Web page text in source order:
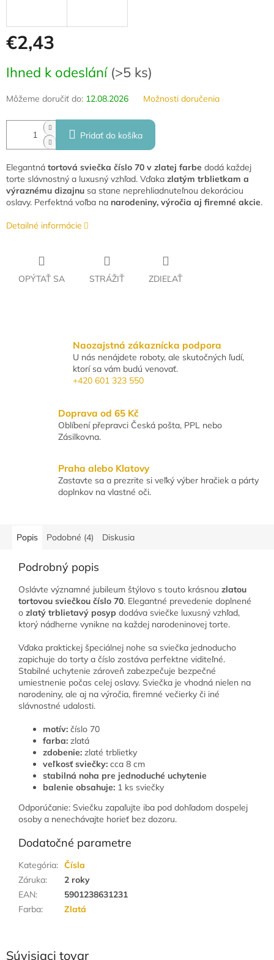
€2,43
cena:
Ihned k odeslání (>5 ks)
Môžeme doručiť do: 12.08.2026 Možnosti doručenia
Pridať do košíka
Elegantná tortová sviečka číslo 70 v zlatej farbe dodá každej
torte slávnostný a luxusný vzhľad. Vďaka zlatým trblietkam a
výraznému dizajnu sa stane neprehliadnuteľnou dekoráciou
oslavy. Perfektná voľba na narodeniny, výročia aj firemné akcie.
Detailné informácie
OPÝTAŤ SA STRÁŽIŤ ZDIEĽAŤ
Naozajstná zákaznícka podpora
U nás nenájdete roboty, ale skutočných ľudí,
ktorí sa vám budú venovať.
+420 601 323 550
Doprava od 65 Kč
Oblíbení přepravci Česká pošta, PPL nebo
Zásilkovna.
Praha alebo Klatovy
Zastavte sa a prezrite si veľký výber hračiek a párty
doplnkov na vlastné oči.
Súvisiaci tovar
Popis Podobné (4) Diskusia
Podrobný popis
Oslávte významné jubileum štýlovo s touto krásnou zlatou
tortovou sviečkou číslo 70. Elegantné prevedenie doplnené
o zlatý trblietavý posyp dodáva sviečke luxusný vzhľad,
ktorý nádherne vynikne na každej narodeninovej torte.
Vďaka praktickej špeciálnej nohe sa sviečka jednoducho
zapichuje do torty a číslo zostáva perfektne viditeľné.
Stabilné uchytenie zároveň zabezpečuje bezpečné
umiestnenie počas celej oslavy. Sviečka je vhodná nielen na
narodeniny, ale aj na výročia, firemné večierky či iné
slávnostné udalosti.
motív: číslo 70
farba: zlatá
zdobenie: zlaté trblietky
veľkosť sviečky: cca 8 cm
stabilná noha pre jednoduché uchytenie
balenie obsahuje: 1 ks sviečky
Odporúčanie: Sviečku zapaľujte iba pod dohľadom dospelej
osoby a nenechávajte horieť bez dozoru.
Dodatočné parametre
Kategória: Čísla
Záruka:
2 roky
EAN:
5901238631231
Farba: Zlatá